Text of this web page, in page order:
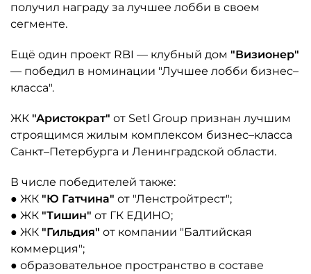
получил награду за лучшее лобби в своем
сегменте.
Ещё один проект RBI — клубный дом "Визионер"
— победил в номинации "Лучшее лобби бизнес–
класса".
ЖК "Аристократ" от Setl Group признан лучшим
строящимся жилым комплексом бизнес–класса
Санкт–Петербурга и Ленинградской области.
В числе победителей также:
● ЖК "Ю Гатчина" от "Ленстройтрест";
● ЖК "Тишин" от ГК ЕДИНО;
● ЖК "Гильдия" от компании "Балтийская
коммерция";
● образовательное пространство в составе